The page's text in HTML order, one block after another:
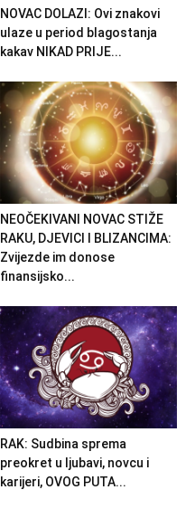
NOVAC DOLAZI: Ovi znakovi
ulaze u period blagostanja
kakav NIKAD PRIJE...
NEOČEKIVANI NOVAC STIŽE
RAKU, DJEVICI I BLIZANCIMA:
Zvijezde im donose
finansijsko...
RAK: Sudbina sprema
preokret u ljubavi, novcu i
karijeri, OVOG PUTA...